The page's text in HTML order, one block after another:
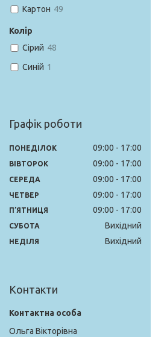
Картон 49
Колір
Сірий 48
Синій 1
Графік роботи
ПОНЕДІЛОК 09:00 17:00
ВІВТОРОК 09:00 17:00
СЕРЕДА 09:00 17:00
ЧЕТВЕР 09:00 17:00
ПʼЯТНИЦЯ 09:00 17:00
СУБОТА Вихідний
НЕДІЛЯ Вихідний
Контакти
Ольга Вікторівна